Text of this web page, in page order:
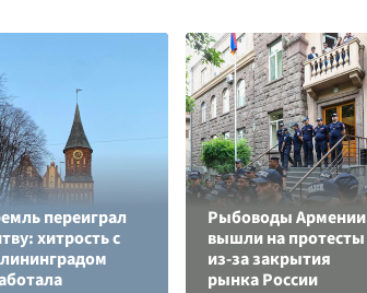
переиграл
хитрость с
Рыбоводы Армении
вышли на протесты
из-за закрытия
рынка России